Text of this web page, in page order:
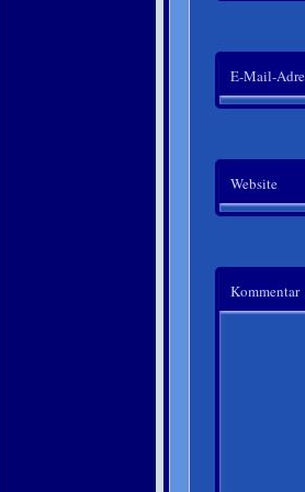
E-Mail-
Website
Kommentar